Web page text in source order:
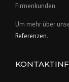
Firmenkunden
Um mehr über
Referenzen.